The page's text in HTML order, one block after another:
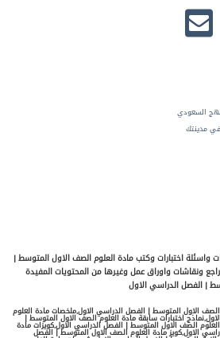
السعودي
مدينتك
اختبارات وكتب مادة العلوم الصف الاول المتوسط |
ونقاشات واوراق عمل وغيرها من المحتويات المفيدة
| الفصل الدراسي الاول
الاول المتوسط | الفصل الدراسي الاول,ملخصات مادة العلوم
اختبارات سابقة مادة العلوم الصف الاول المتوسط |
الصف الاول المتوسط | الفصل الدراسي الاول,كويزات مادة
الاول,كويز مادة العلوم الصف الاول المتوسط | الفصل